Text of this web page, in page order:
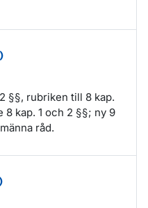
§§, rubriken till 8 kap.
kap. 1 och 2 §§; ny 9
råd.